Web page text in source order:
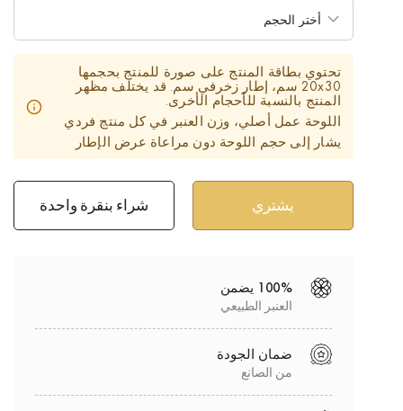
تحتوي بطاقة المنتج على صورة للمنتج بحجمها
20x30 سم، إطار زخرفي سم. قد يختلف مظهر
المنتج بالنسبة للأحجام الأخرى.
اللوحة عمل أصلي، وزن العنبر في كل منتج فردي
يشار إلى حجم اللوحة دون مراعاة عرض الإطار
شراء بنقرة واحدة
100% يضمن
العنبر الطبيعي
ضمان الجودة
من الصانع